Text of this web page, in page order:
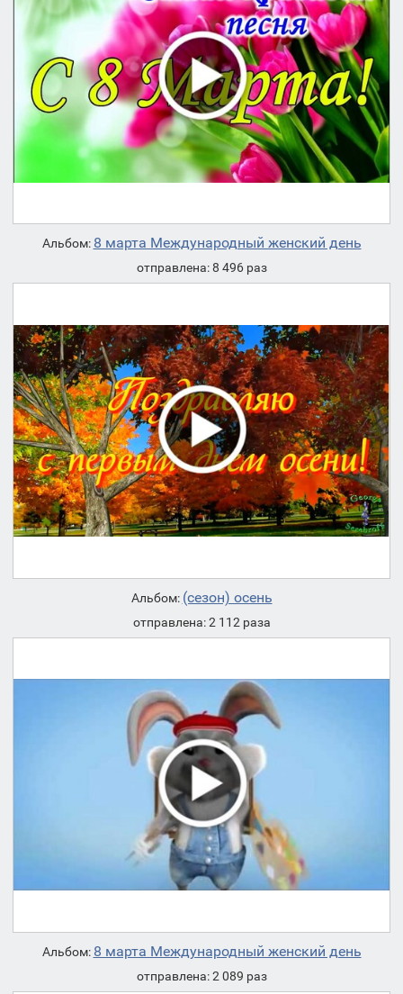
Альбом: 8 марта Международный женский день
отправлена: 8 496 раз
Альбом: (сезон) осень
отправлена: 2 112 раза
Альбом: 8 марта Международный женский день
отправлена: 2 089 раз